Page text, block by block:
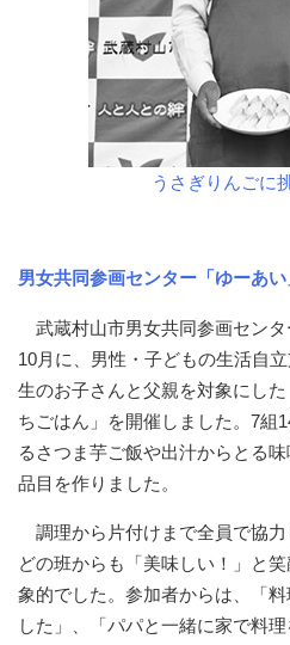
うさぎりんごに
男女共同参画センター「ゆーあい
武蔵村山市男女共同参画セン
10月に、男性・子どもの生活自
生のお子さんと父親を対象にし
ちごはん」を開催しました。7組
るさつま芋ご飯や出汁からとる
品目を作りました。
調理から片付けまで全員で協力
どの班からも「美味しい！」と
象的でした。参加者からは、「
した」、「パパと一緒に家で料